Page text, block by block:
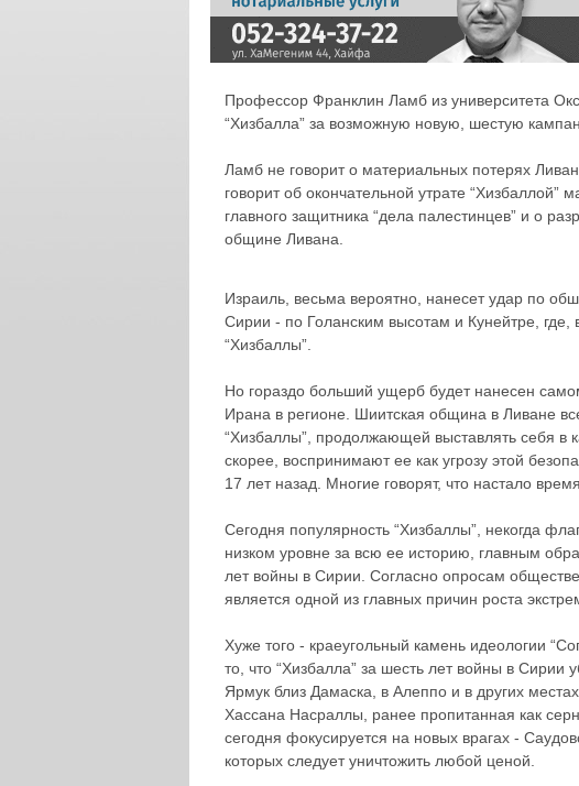
Профессор Франклин Ламб из университета
“Хизбалла” за возможную новую, шестую
Ламб не говорит о материальных потерях
говорит об окончательной утрате “Хизбаллой”
главного защитника “дела палестинцев” и о
общине Ливана.
Израиль, весьма вероятно, нанесет удар по
Сирии - по Голанским высотам и Кунейтре, где,
“Хизбаллы”.
Но гораздо больший ущерб будет нанесен
Ирана в регионе. Шиитская община в Ливане
“Хизбаллы”, продолжающей выставлять себя в
скорее, воспринимают ее как угрозу этой
17 лет назад. Многие говорят, что настало
Сегодня популярность “Хизбаллы”, некогда
низком уровне за всю ее историю, главным
лет войны в Сирии. Согласно опросам
является одной из главных причин роста
Хуже того - краеугольный камень идеологии
то, что “Хизбалла” за шесть лет войны в
Ярмук близ Дамаска, в Алеппо и в других
Хассана Насраллы, ранее пропитанная как
сегодня фокусируется на новых врагах -
которых следует уничтожить любой ценой.